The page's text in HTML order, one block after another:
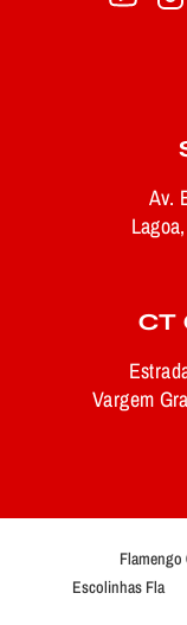
Av.
CT
Vargem
Escolinhas Fla